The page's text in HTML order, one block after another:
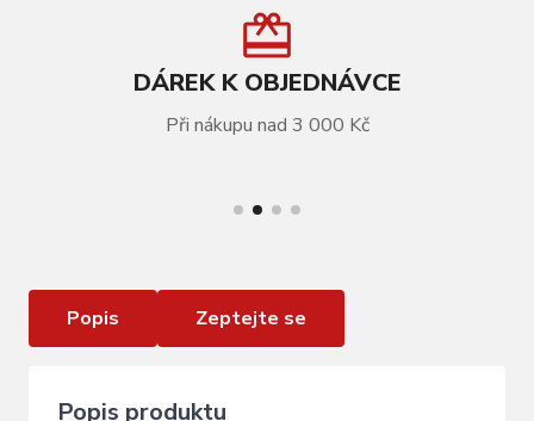
DÁREK K OBJEDNÁVCE
Při nákupu nad 3 000 Kč
Popis Zeptejte se
Popis produktu